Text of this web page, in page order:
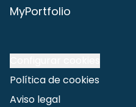
MyPortfolio
Política de cookies
Aviso legal